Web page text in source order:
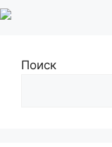
Поиск